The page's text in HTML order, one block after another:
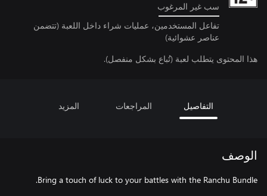
سب غير المرغوب
تفاعل المستخدمين، عمليات شراء داخل اللعبة (تتضمن
عناصر عشوائية)
هذا المحتوى يتطلب لعبة (تُباع بشكل منفصل).
التفاصيل المراجعات المزيد
الوصف